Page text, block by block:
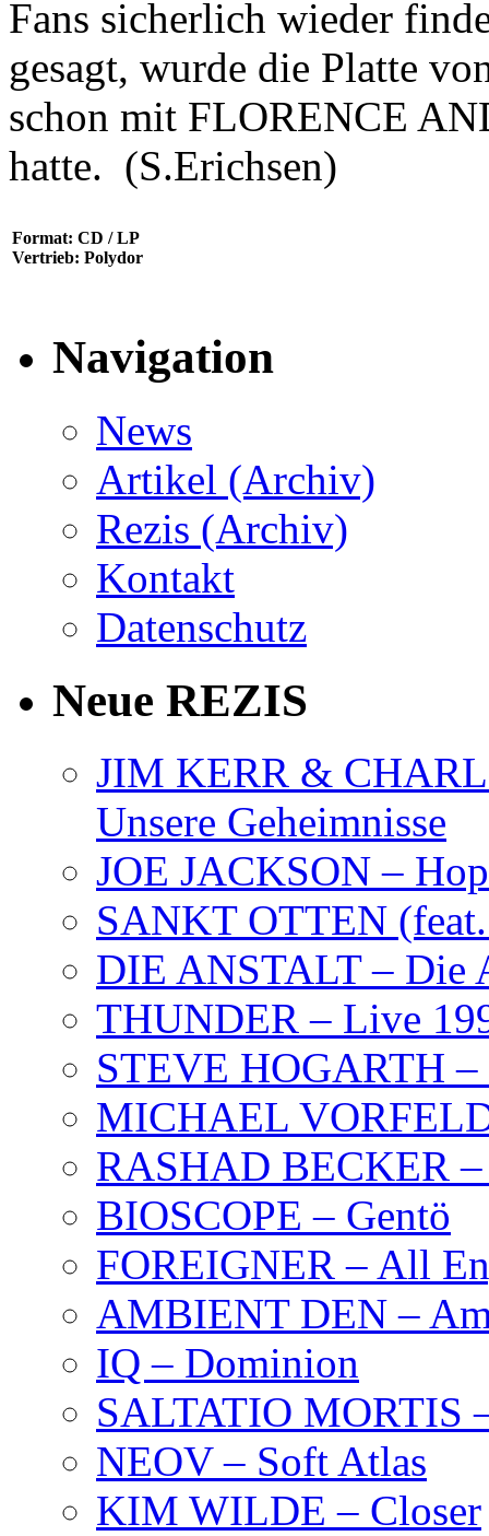
Fans sicherlich wieder
gesagt, wurde die Platte
schon mit FLORENCE
hatte. (S.Erichsen)
Format: CD / LP
Vertrieb: Polydor
Navigation
News
Artikel (Archiv)
Rezis (Archiv)
Kontakt
Datenschutz
Neue REZIS
JIM KERR &
Unsere Geheimnisse
JOE JACKSON –
SANKT OTTEN
DIE ANSTALT – Die
THUNDER – Live
STEVE HOGARTH –
MICHAEL
RASHAD BECKER
BIOSCOPE – Gentö
FOREIGNER – All
AMBIENT DEN –
IQ – Dominion
SALTATIO MORTIS
NEOV – Soft Atlas
KIM WILDE – Closer